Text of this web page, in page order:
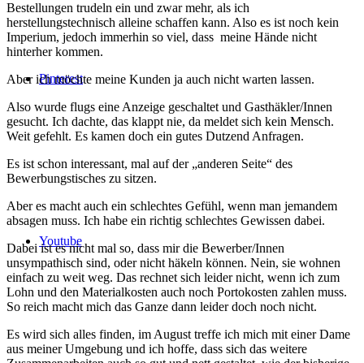
Pinterest
Youtube
Bestellungen trudeln ein und zwar mehr, als ich
herstellungstechnisch alleine schaffen kann. Also es ist noch kein
Imperium, jedoch immerhin so viel, dass meine Hände nicht
hinterher kommen.
Aber ich möchte meine Kunden ja auch nicht warten lassen.
Also wurde flugs eine Anzeige geschaltet und Gasthäkler/Innen
gesucht. Ich dachte, das klappt nie, da meldet sich kein Mensch.
Weit gefehlt. Es kamen doch ein gutes Dutzend Anfragen.
Es ist schon interessant, mal auf der „anderen Seite“ des
Bewerbungstisches zu sitzen.
Aber es macht auch ein schlechtes Gefühl, wenn man jemandem
absagen muss. Ich habe ein richtig schlechtes Gewissen dabei.
Dabei ist es nicht mal so, dass mir die Bewerber/Innen
unsympathisch sind, oder nicht häkeln können. Nein, sie wohnen
einfach zu weit weg. Das rechnet sich leider nicht, wenn ich zum
Lohn und den Materialkosten auch noch Portokosten zahlen muss.
So reich macht mich das Ganze dann leider doch noch nicht.
Es wird sich alles finden, im August treffe ich mich mit einer Dame
aus meiner Umgebung und ich hoffe, dass sich das weitere